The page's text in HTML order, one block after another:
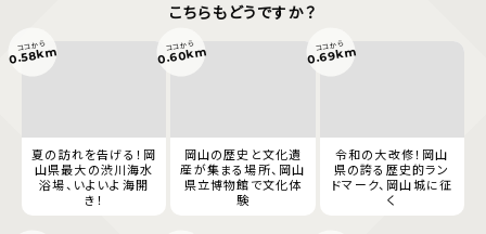
こちらもどうですか？
夏の訪れを告げる！岡
山県最大の渋川海水
浴場、いよいよ海開
き！
ココから
0.58km
岡山の歴史と文化遺
産が集まる場所、岡山
県立博物館で文化体
験
ココから
0.60km
令和の大改修！岡山
県の誇る歴史的ラン
ドマーク、岡山城に征
く
ココから
0.69km